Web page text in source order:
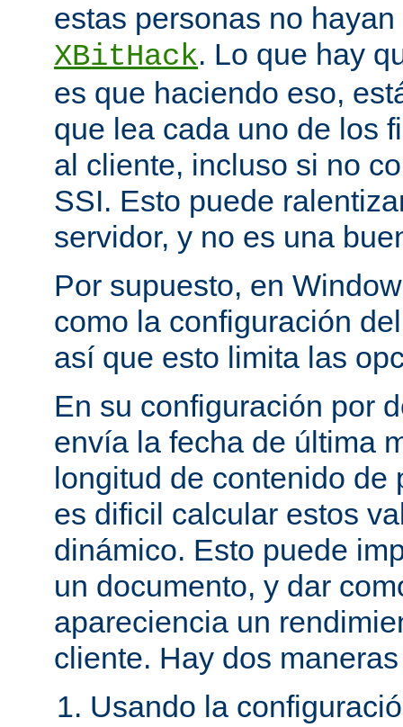
estas personas no
XBitHack. Lo que hay
es que haciendo eso,
que lea cada uno de los
al cliente, incluso si no
SSI. Esto puede
servidor, y no es una
Por supuesto, en
como la configuración
así que esto limita las
En su configuración por
envía la fecha de última
longitud de contenido
es dificil calcular estos
dinámico. Esto puede
un documento, y dar
apareciencia un
cliente. Hay dos
Usando la